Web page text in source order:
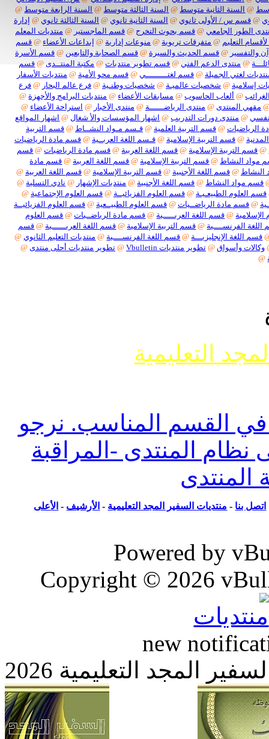
@السنة الثانية متوسط @السنة الثالثة متوسط @السنة الرابعة متوسط @
قسم س / الأولى ثانوي @السنة الثانية ثانوي @السنة الثالثة ثانوي @إدارة
الطور الجامعي @قسم بحوث التخرج @قسم الماجستير @ منتديات المعلم
التعليم @متفرقات تربوية @منوعات إدارية @إبداعات الأعضاء @قسم
@ قسم الحديث والسيرة @قسم الصحابة والتابعين @قسم الأسرة
@منتدى الدعم الفني @ قسم تطوير منتديات @مكتبة المنتــدى @قسم
لغتي الجميلة @قسم لغتـــــــــي @قسم محو الأمية @منتديات الأسفار
@شخصيات عالميـة @شخصيات وطنـية @فرع عالم البحار @ فرع
@ألعاب الحاسوب @مسابقات الأعضاء @منتديات البرامج والأجهزة @
المنتدى @منتدى الرياضــــــة @منتدى الأخبار @ استراحة الأعضاء @
@منتدى دورات التدريب @اشهار المؤسسات والأ شغال @اشهار المواقع
@قسم التربية العلمية @قـسم مـواد النشــاط @قسم التربية
@قسم التربية الإسلامية @قـسم اللغة العربــية @قسم مادة الرياضيات
التربية الإسلامية @قسم اللغة العربية @قسم مادة الرياضيات @قسم
النشاط @قسم التربية الإسلامية @قسم اللغة العربية @قسم مادة
@قسم اللغة الأجنبية @قسم التربية الإسلامية @قسم اللغة العربية @
مواد النشاط @قسم اللغة الأجنبية @منتديات الإشهار @ نادي التسلية @
العلوم الطبيعـيـة @قسم العلوم الفزيائيــة @قسم العلوم الإجتماعية @
قسم مادة الرياضــيات @قسم العلوم الطبيــعية @قسم العلوم الفزيائيــة
@قسم اللغة العربـــــية @قسم مادة الرياضــيات @قسم العلوم
الفرنســــية @قسم التربية الإسلامية @قسم اللغة العربــــــية @قسم
اللغة الإنجليزيـــة @قسم اللغة الفرنســــية @منتديات التعليم الثانوي @
وأسواق @تطوير منتديات Vbulletin @تطوير منتديات أحلى منتدى @
التعليمية
القسم المناسب. نرجو
المنتدى -المراقبة
بنا-منتديات السفير المجد التعليمية-الأرشيف-الأعلى
Powered by
Copyright © 2026
new
التعليمية 2026